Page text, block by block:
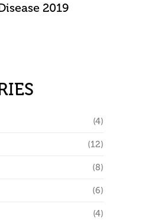
2019
(4)
(12)
(8)
(6)
(4)